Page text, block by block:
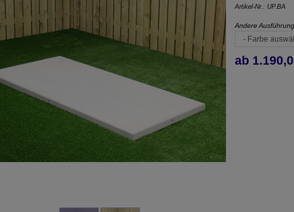
Artikel-Nr.: UP.BA
Andere
ab